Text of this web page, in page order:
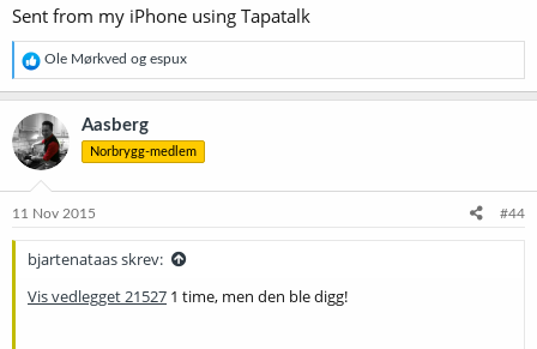
Sent from my iPhone using Tapatalk
R
e
a
k
s
j
o
e
Ole Mørkved og espux
Aasberg
Norbrygg-medlem
11 Nov 2015 #44
bjartenataas skrev:
Vis vedlegget 21527 1 time, men den ble digg!